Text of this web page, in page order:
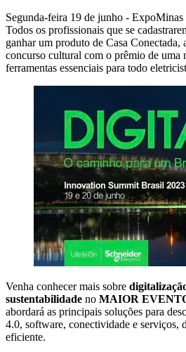
Segunda-feira 19 de junho -
Todos os profissionais que se
ganhar um produto de Casa Conectada,
concurso cultural com o prêmio de uma
ferramentas essenciais para todo
Venha conhecer mais sobre
sustentabilidade no MAIOR
abordará as principais soluções para
4.0, software, conectividade e serviços,
eficiente.